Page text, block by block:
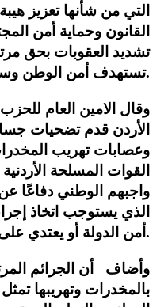
التي من شأنها تعزيز
القانون وحماية أمن
تشديد العقوبات بحق
تستهدف أمن الوطن وسلامة المواطنين.
وقال الامين العام
الأردن قدم تضحيات
وعصابات تهريب
القوات المسلحة
واجبهم الوطني دفاعًا عن
الذي يستوجب اتخاذ
أمن الدولة أو يعتدي على أرواح الأبرياء.
وأضاف أن الجرائم
بالمخدرات وتهريبها